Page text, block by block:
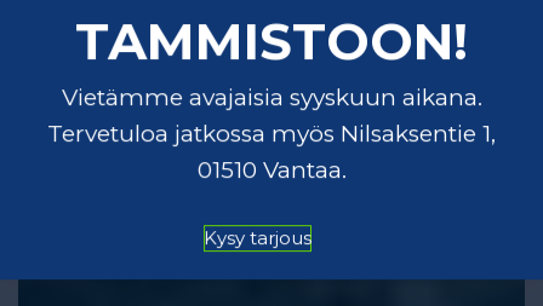
päähän
Pyydä tarjous
Päivän paras hinta nopeasti sähköpostiisi
TAMMISTOON!
Vietämme avajaisia syyskuun aikana.
Tervetuloa jatkossa myös Nilsaksentie 1,
01510 Vantaa.
Kysy tarjous